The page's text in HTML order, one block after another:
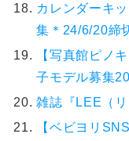
カレンダーキ
集＊24/6/20締
【写真館ピノ
子モデル募集
雑誌『LEE（
【ベビヨリ